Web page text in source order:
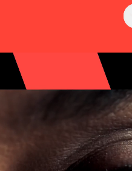
Nous
Nous sommes l’une
sociétés de services